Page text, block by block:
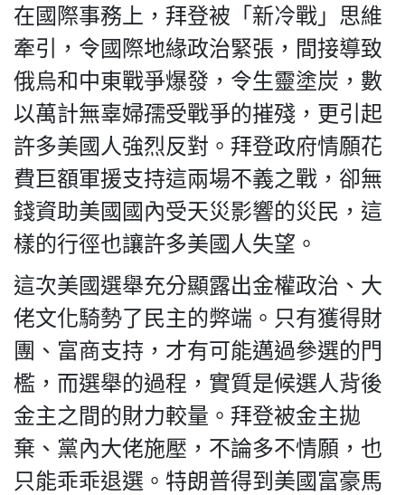
在國際事務上，拜登被「新冷戰」思維
牽引，令國際地緣政治緊張，間接導致
俄烏和中東戰爭爆發，令生靈塗炭，數
以萬計無辜婦孺受戰爭的摧殘，更引起
許多美國人強烈反對。拜登政府情願花
費巨額軍援支持這兩場不義之戰，卻無
錢資助美國國內受天災影響的災民，這
樣的行徑也讓許多美國人失望。
這次美國選舉充分顯露出金權政治、大
佬文化騎勢了民主的弊端。只有獲得財
團、富商支持，才有可能邁過參選的門
檻，而選舉的過程，實質是候選人背後
金主之間的財力較量。拜登被金主拋
棄、黨內大佬施壓，不論多不情願，也
只能乖乖退選。特朗普得到美國富豪馬